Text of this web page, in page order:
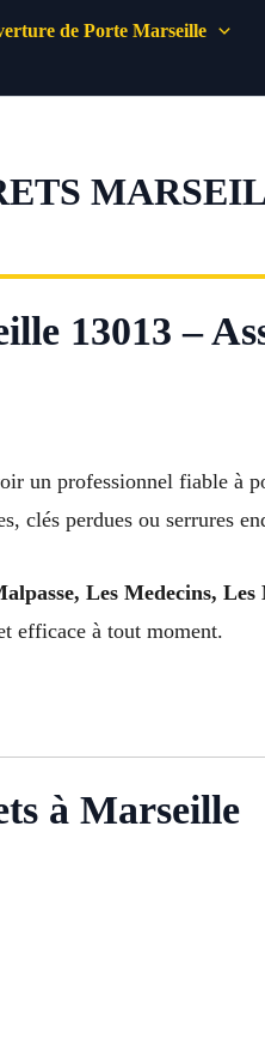
de Porte Marseille
13013 –
un professionnel fiable à
clés perdues ou serrures
Les Medecins,
efficace à tout moment.
à Marseille